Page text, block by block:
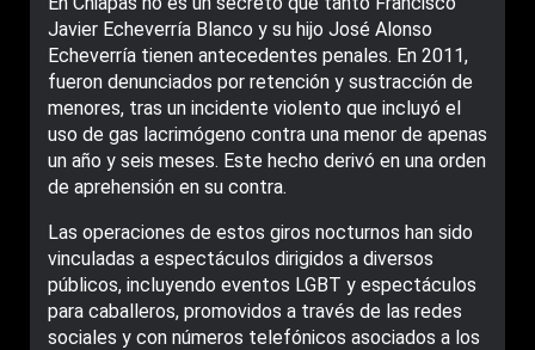
Javier Echeverría Blanco y su hijo José Alonso
Echeverría tienen antecedentes penales. En 2011,
fueron denunciados por retención y sustracción de
menores, tras un incidente violento que incluyó el
uso de gas lacrimógeno contra una menor de apenas
un año y seis meses. Este hecho derivó en una orden
de aprehensión en su contra.
Las operaciones de estos giros nocturnos han sido
vinculadas a espectáculos dirigidos a diversos
públicos, incluyendo eventos LGBT y espectáculos
para caballeros, promovidos a través de las redes
sociales y con números telefónicos asociados a los